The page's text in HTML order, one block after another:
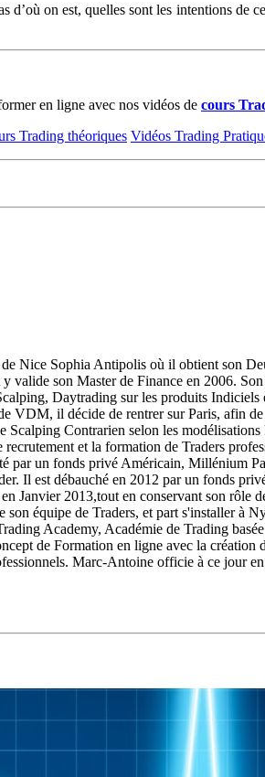
d’où on est, quelles sont les intentions
en ligne avec nos vidéos de cours
Trading théoriques Vidéos Trading
Nice Sophia Antipolis où il obtient son
valide son Master de Finance en 2006.
Daytrading sur les produits
VDM, il décide de rentrer sur Paris, afin
Contrarien selon les
et la formation de Traders
un fonds privé Américain, Millénium
Il est débauché en 2012 par un fonds
Janvier 2013,tout en conservant son rôle
équipe de Traders, et part s'installer
Academy, Académie de Trading
de Formation en ligne avec la
Marc-Antoine officie à ce jour